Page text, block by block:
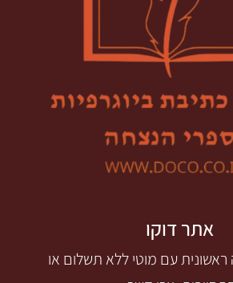
אתר דוקו
ראשונית עם מוטי ללא תשלום או